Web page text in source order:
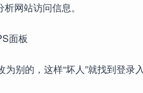
网站访问信息。
别的，这样“坏人”就找到登录入